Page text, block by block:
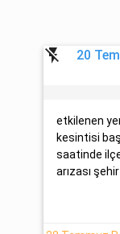
flash_off
20
etkilenen
kesintisi
saatinde
arızası